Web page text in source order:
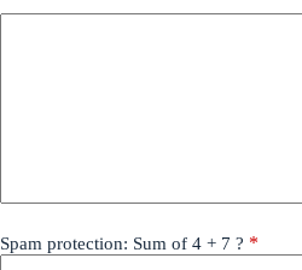
Spam protection: Sum of 4 + 7 ? *